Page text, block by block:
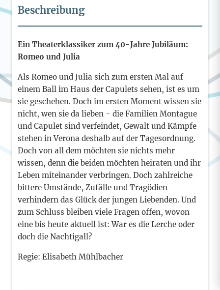
Beschreibung
Ein Theaterklassiker zum 40-Jahre Jubiläum:
Romeo und Julia
Als Romeo und Julia sich zum ersten Mal auf
einem Ball im Haus der Capulets sehen, ist es um
sie geschehen. Doch im ersten Moment wissen sie
nicht, wen sie da lieben - die Familien Montague
und Capulet sind verfeindet, Gewalt und Kämpfe
stehen in Verona deshalb auf der Tagesordnung.
Doch von all dem möchten sie nichts mehr
wissen, denn die beiden möchten heiraten und ihr
Leben miteinander verbringen. Doch zahlreiche
bittere Umstände, Zufälle und Tragödien
verhindern das Glück der jungen Liebenden. Und
zum Schluss bleiben viele Fragen offen, wovon
eine bis heute aktuell ist: War es die Lerche oder
doch die Nachtigall?
Regie: Elisabeth Mühlbacher